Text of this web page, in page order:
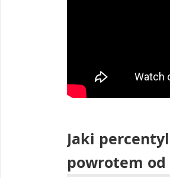
Jaki
powrotem